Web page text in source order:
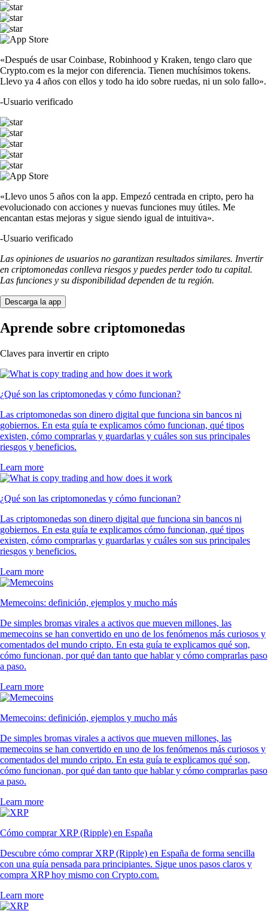
«Después de usar Coinbase, Robinhood y Kraken, tengo claro que
Crypto.com es la mejor con diferencia. Tienen muchísimos tokens.
Llevo ya 4 años con ellos y todo ha ido sobre ruedas, ni un solo fallo».
-Usuario verificado
«Llevo unos 5 años con la app. Empezó centrada en cripto, pero ha
evolucionado con acciones y nuevas funciones muy útiles. Me
encantan estas mejoras y sigue siendo igual de intuitiva».
-Usuario verificado
Las opiniones de usuarios no garantizan resultados similares. Invertir
en criptomonedas conlleva riesgos y puedes perder todo tu capital.
Las funciones y su disponibilidad dependen de tu región.
Descarga la app
Aprende sobre criptomonedas
Claves para invertir en cripto
¿Qué son las criptomonedas y cómo funcionan?
Las criptomonedas son dinero digital que funciona sin bancos ni
gobiernos. En esta guía te explicamos cómo funcionan, qué tipos
existen, cómo comprarlas y guardarlas y cuáles son sus principales
riesgos y beneficios.
Learn more
¿Qué son las criptomonedas y cómo funcionan?
Las criptomonedas son dinero digital que funciona sin bancos ni
gobiernos. En esta guía te explicamos cómo funcionan, qué tipos
existen, cómo comprarlas y guardarlas y cuáles son sus principales
riesgos y beneficios.
Learn more
Memecoins: definición, ejemplos y mucho más
De simples bromas virales a activos que mueven millones, las
memecoins se han convertido en uno de los fenómenos más curiosos y
comentados del mundo cripto. En esta guía te explicamos qué son,
cómo funcionan, por qué dan tanto que hablar y cómo comprarlas paso
a paso.
Learn more
Memecoins: definición, ejemplos y mucho más
De simples bromas virales a activos que mueven millones, las
memecoins se han convertido en uno de los fenómenos más curiosos y
comentados del mundo cripto. En esta guía te explicamos qué son,
cómo funcionan, por qué dan tanto que hablar y cómo comprarlas paso
a paso.
Learn more
Cómo comprar XRP (Ripple) en España
Descubre cómo comprar XRP (Ripple) en España de forma sencilla
con una guía pensada para principiantes. Sigue unos pasos claros y
compra XRP hoy mismo con Crypto.com.
Learn more